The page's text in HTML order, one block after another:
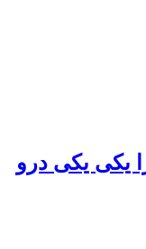
یکی یکی درو